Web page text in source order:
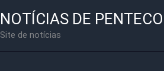
NOTÍCIAS DE
Site de notícias